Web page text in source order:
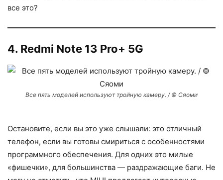
все это?
4. Redmi Note 13 Pro+ 5G
Все пять моделей используют тройную камеру. / © Сяоми
Остановите, если вы это уже слышали: это отличный
телефон, если вы готовы смириться с особенностями
программного обеспечения. Для одних это милые
«фишечки», для большинства — раздражающие баги. Не